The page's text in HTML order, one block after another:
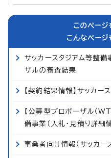
このペー
こんなペー
サッカースタジアム等整
ザルの審査結果
【契約結果情報】サッカー
【公募型プロポーザル（
備事業（入札・見積り詳細
事業者向け情報（サッカー